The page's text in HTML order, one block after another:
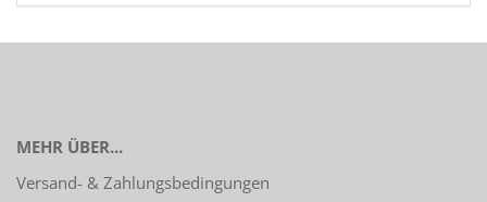
MEHR ÜBER...
Versand- & Zahlungsbedingungen